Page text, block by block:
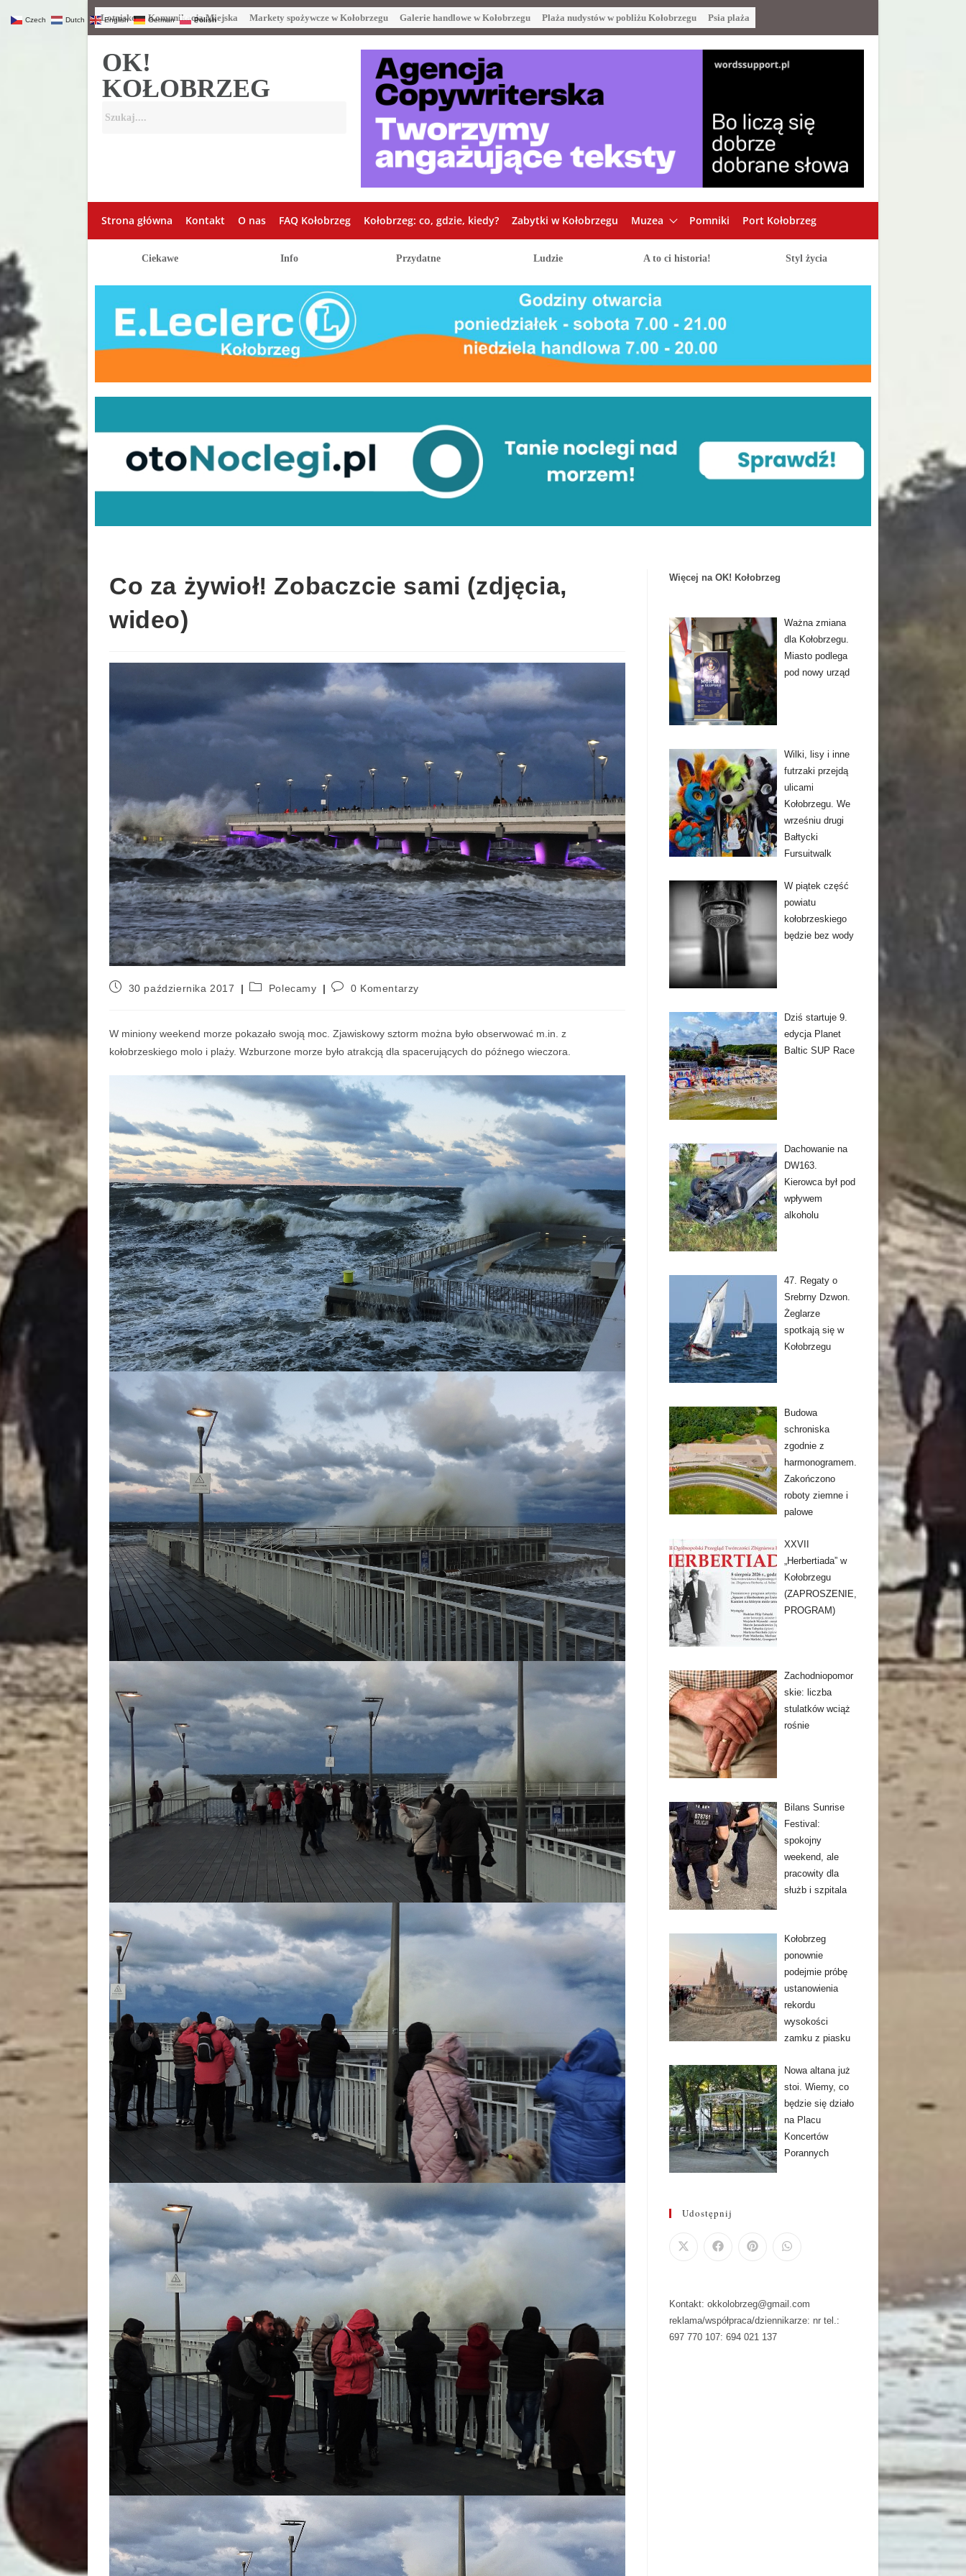
Lotnisko Komunikacja Miejska Markety spożywcze w Kołobrzegu Galerie handlowe w Kołobrzegu Plaża nudystów w pobliżu Kołobrzegu Psia plaża
OK!
KOŁOBRZEG
Strona główna Kontakt O nas FAQ Kołobrzeg Kołobrzeg: co, gdzie, kiedy? Zabytki w Kołobrzegu Muzea Pomniki Port Kołobrzeg
Ciekawe Info Przydatne Ludzie A to ci historia! Styl życia
Co za żywioł! Zobaczcie sami (zdjęcia,
wideo)
30 października 2017 Polecamy 0 Komentarzy
W miniony weekend morze pokazało swoją moc. Zjawiskowy sztorm można było obserwować m.in. z
kołobrzeskiego molo i plaży. Wzburzone morze było atrakcją dla spacerujących do późnego wieczora.
Więcej na OK! Kołobrzeg
Ważna zmiana
dla Kołobrzegu.
Miasto podlega
pod nowy urząd
Wilki, lisy i inne
futrzaki przejdą
ulicami
Kołobrzegu. We
wrześniu drugi
Bałtycki
Fursuitwalk
W piątek część
powiatu
kołobrzeskiego
będzie bez wody
Dziś startuje 9.
edycja Planet
Baltic SUP Race
Dachowanie na
DW163.
Kierowca był pod
wpływem
alkoholu
47. Regaty o
Srebrny Dzwon.
Żeglarze
spotkają się w
Kołobrzegu
Budowa
schroniska
zgodnie z
harmonogramem.
Zakończono
roboty ziemne i
palowe
XXVII
„Herbertiada” w
Kołobrzegu
(ZAPROSZENIE,
PROGRAM)
Zachodniopomor
skie: liczba
stulatków wciąż
rośnie
Bilans Sunrise
Festival:
spokojny
weekend, ale
pracowity dla
służb i szpitala
Kołobrzeg
ponownie
podejmie próbę
ustanowienia
rekordu
wysokości
zamku z piasku
Nowa altana już
stoi. Wiemy, co
będzie się działo
na Placu
Koncertów
Porannych
Udostępnij
Kontakt: okkolobrzeg@gmail.com
reklama/współpraca/dziennikarze: nr tel.:
697 770 107: 694 021 137
Czech Dutch English German Polish